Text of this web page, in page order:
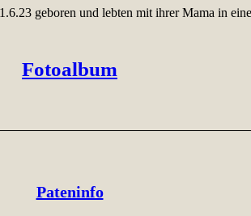
geboren und lebten mit ihrer Mama in
Fotoalbum
Pateninfo